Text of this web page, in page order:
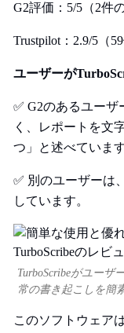
G2評価：5/5（2件
Trustpilot：2.9/5（
ユーザーが
✅ G2のあるユーザ
く、レポートを文
つ」と述べています
✅ 別のユーザーは
しています。
TurboScribeがユーザ
常の書き起こしを簡
このソフトウェア